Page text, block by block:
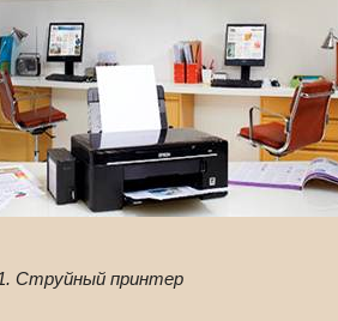
Струйный принтер